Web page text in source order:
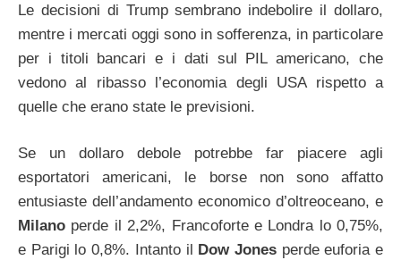
Le decisioni di Trump sembrano indebolire il dollaro,
mentre i mercati oggi sono in sofferenza, in particolare
per i titoli bancari e i dati sul PIL americano, che
vedono al ribasso l’economia degli USA rispetto a
quelle che erano state le previsioni.
Se un dollaro debole potrebbe far piacere agli
esportatori americani, le borse non sono affatto
entusiaste dell’andamento economico d’oltreoceano, e
Milano perde il 2,2%, Francoforte e Londra lo 0,75%,
e Parigi lo 0,8%. Intanto il
Dow Jonesperde euforia e